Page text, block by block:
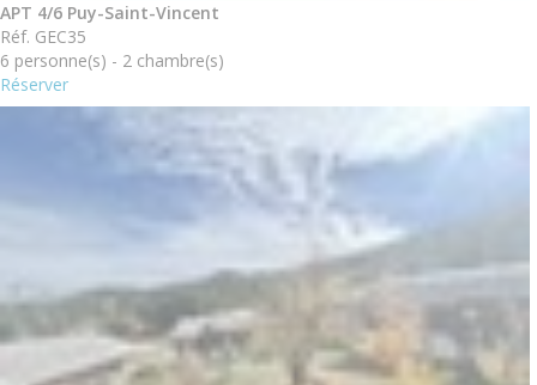
APT 4/6 Puy-Saint-Vincent
Réf. GEC35
6 personne(s) - 2 chambre(s)
Réserver